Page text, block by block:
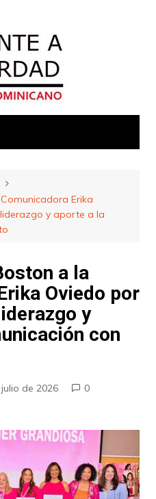
Erika
y aporte a la
a la
Oviedo por
y
con
de 2026
0